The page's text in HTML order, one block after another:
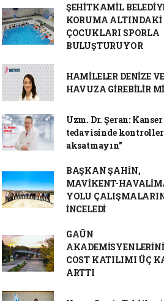
ŞEHİTKAMİL
KORUMA ALTINDAKİ
ÇOCUKLARI SPORLA
BULUŞTURUYOR
HAMİLELER DENİZE
HAVUZA GİREBİLİR
Uzm. Dr. Şeran: Kanser
tedavisinde
aksatmayın"
BAŞKAN ŞAHİN,
MAVİKENT-
YOLU
İNCELEDİ
GAÜN
COST KATILIMI ÜÇ
ARTTI